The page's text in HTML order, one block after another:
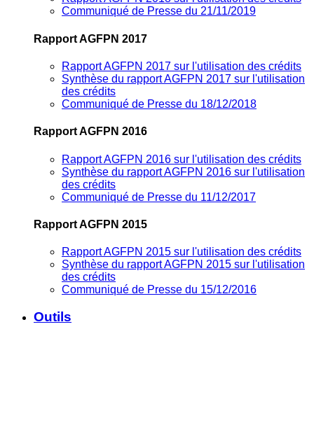
Communiqué de Presse du 21/11/2019
Rapport AGFPN 2017
Rapport AGFPN 2017 sur l'utilisation des crédits
Synthèse du rapport AGFPN 2017 sur l'utilisation
des crédits
Communiqué de Presse du 18/12/2018
Rapport AGFPN 2016
Rapport AGFPN 2016 sur l'utilisation des crédits
Synthèse du rapport AGFPN 2016 sur l'utilisation
des crédits
Communiqué de Presse du 11/12/2017
Rapport AGFPN 2015
Rapport AGFPN 2015 sur l'utilisation des crédits
Synthèse du rapport AGFPN 2015 sur l'utilisation
des crédits
Communiqué de Presse du 15/12/2016
Outils